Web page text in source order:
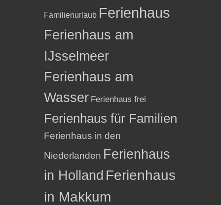
Familienurlaub Ferienhaus
Ferienhaus am
IJsselmeer
Ferienhaus am
Wasser Ferienhaus frei
Ferienhaus für Familien
Ferienhaus in den
Niederlanden Ferienhaus
in Holland Ferienhaus
in Makkum